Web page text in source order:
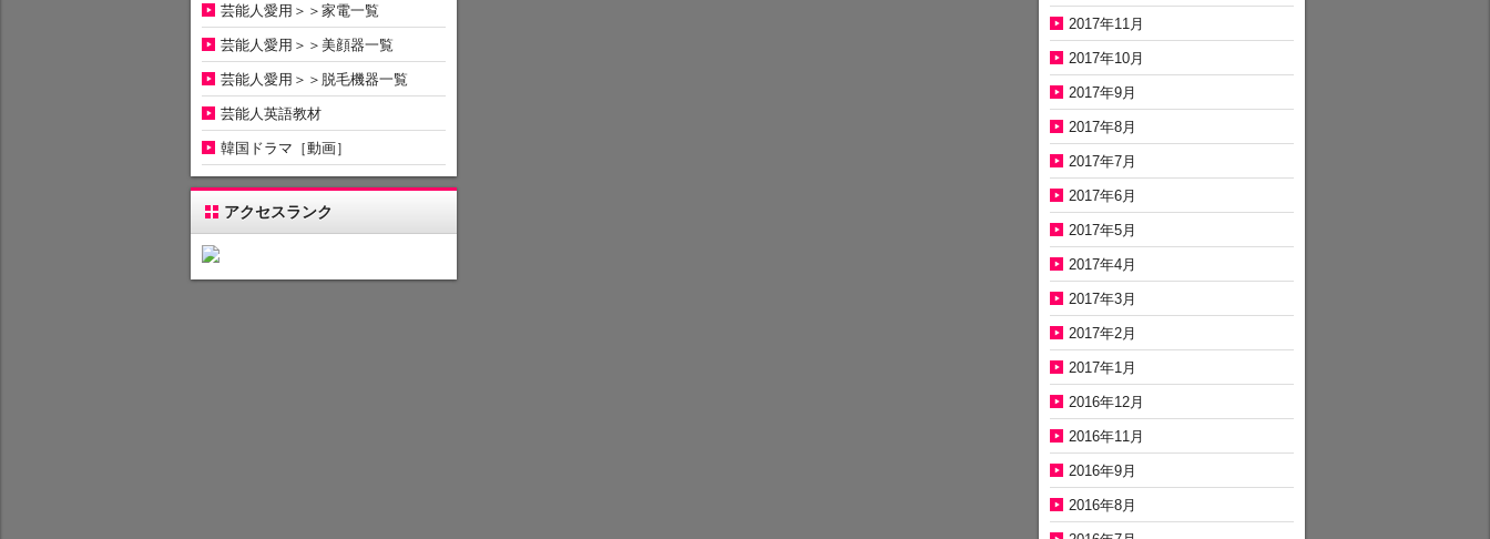
芸能人愛用＞＞家電一覧
芸能人愛用＞＞美顔器一覧
芸能人愛用＞＞脱毛機器一覧
芸能人英語教材
韓国ドラマ［動画］
アクセスランク
2017年11月
2017年10月
2017年9月
2017年8月
2017年7月
2017年6月
2017年5月
2017年4月
2017年3月
2017年2月
2017年1月
2016年12月
2016年11月
2016年9月
2016年8月